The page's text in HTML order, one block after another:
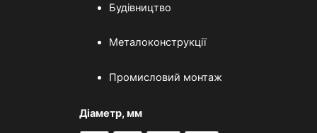
Будівництво
Металоконструкції
Промисловий монтаж
Діаметр, мм